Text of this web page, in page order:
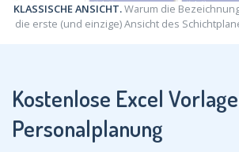
KLASSISCHE ANSICHT.Warum die
die erste (und einzige) Ansicht des
Kostenlose Excel
Personalplanung